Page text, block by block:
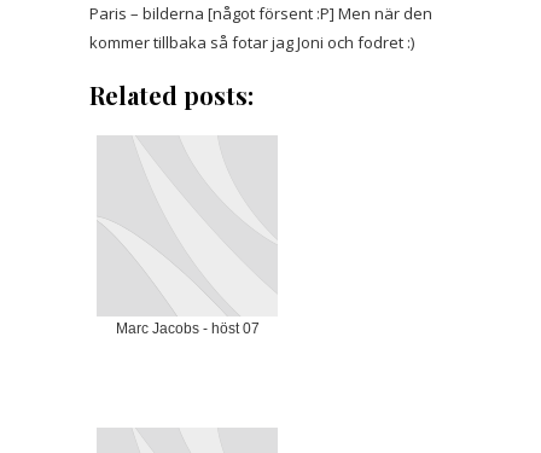
Paris – bilderna [något försent :P] Men när den
kommer tillbaka så fotar jag Joni och fodret :)
Related posts:
Marc Jacobs - höst 07